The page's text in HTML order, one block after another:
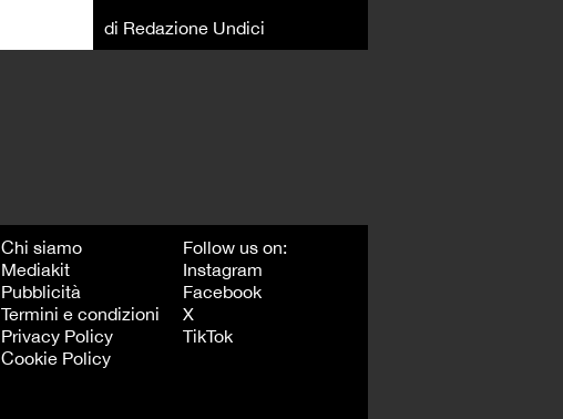
di Redazione Undici
Chi siamo
Mediakit
Pubblicità
Termini e condizioni
Privacy Policy
Cookie Policy
Follow us on:
Instagram
Facebook
X
TikTok